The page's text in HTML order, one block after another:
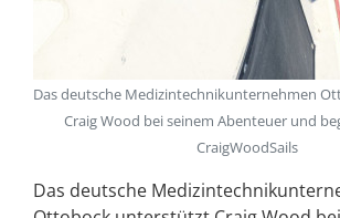
Das deutsche
Das deutsche Medizintechnikunternehmen
Craig Wood bei seinem Abenteuer und
CraigWoodSails